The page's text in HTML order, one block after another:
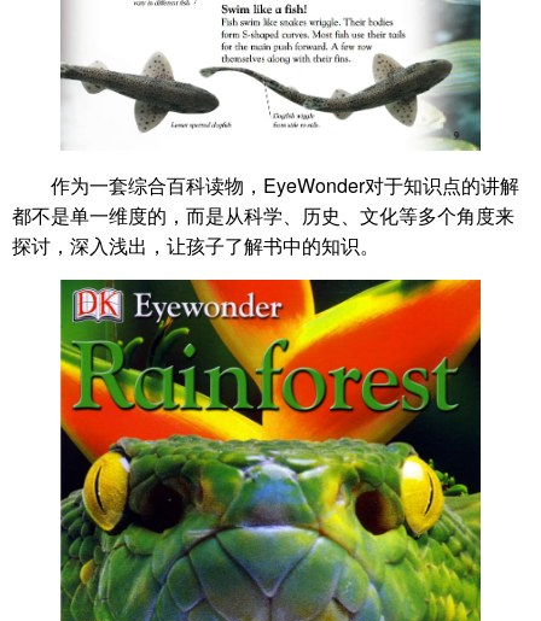
作为一套综合百科读物，EyeWonder对于知识点的讲解
都不是单一维度的，而是从科学、历史、文化等多个角度来
探讨，深入浅出，让孩子了解书中的知识。